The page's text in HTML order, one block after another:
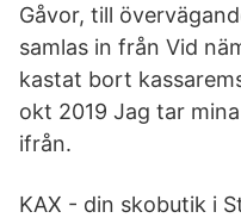
Gåvor, till
samlas in från Vid
kastat bort
okt 2019 Jag tar
ifrån.
KAX - din skobutik i